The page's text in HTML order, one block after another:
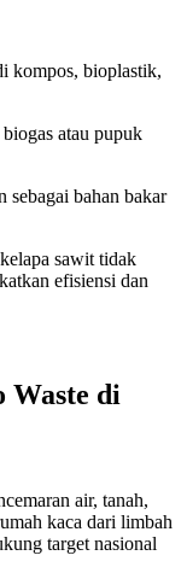
kompos, bioplastik,
atau pupuk
sebagai bahan bakar
sawit tidak
efisiensi dan
Waste di
air, tanah,
kaca dari limbah
target nasional